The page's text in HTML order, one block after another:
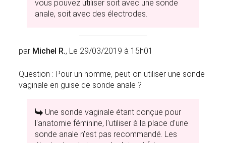
vous pouvez utiliser soit avec une sonde
anale, soit avec des électrodes.
par Michel R., Le 29/03/2019 à 15h01
Question : Pour un homme, peut-on utiliser une sonde
vaginale en guise de sonde anale ?
Une sonde vaginale étant conçue pour
l'anatomie féminine, l'utiliser à la place d'une
sonde anale n'est pas recommandé. Les